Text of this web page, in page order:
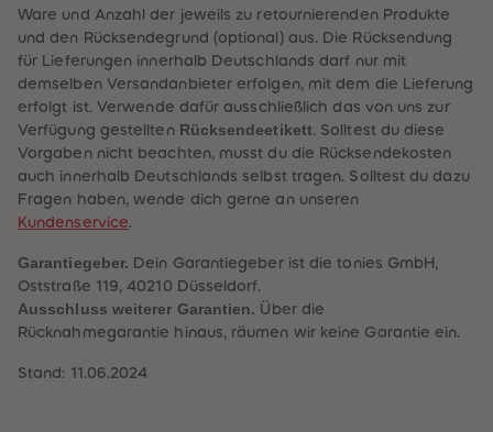
Ware und Anzahl der jeweils zu retournierenden Produkte
und den Rücksendegrund (optional) aus. Die Rücksendung
für Lieferungen innerhalb Deutschlands darf nur mit
demselben Versandanbieter erfolgen, mit dem die Lieferung
erfolgt ist. Verwende dafür ausschließlich das von uns zur
Verfügung gestellten Rücksendeetikett. Solltest du diese
Vorgaben nicht beachten, musst du die Rücksendekosten
auch innerhalb Deutschlands selbst tragen. Solltest du dazu
Fragen haben, wende dich gerne an unseren
Kundenservice.
Garantiegeber. Dein Garantiegeber ist die tonies GmbH,
Ausschluss weiterer Garantien. Über die
Rücknahmegarantie hinaus, räumen wir keine Garantie ein.